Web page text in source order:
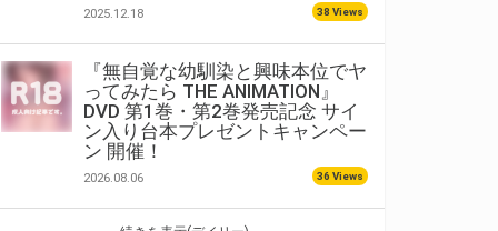
2025.12.18 38 Views
『無自覚な幼馴染と興味本位でヤ
ってみたら THE ANIMATION』
DVD 第1巻・第2巻発売記念 サイ
ン入り台本プレゼントキャンペー
ン 開催！
2026.08.06 36 Views